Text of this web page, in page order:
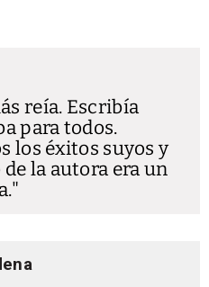
reía. Escribía
para todos.
los éxitos suyos y
la autora era un